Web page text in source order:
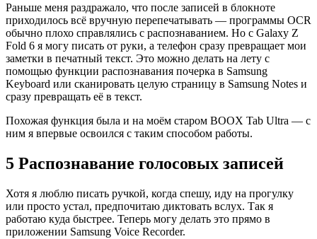
Раньше меня раздражало, что после записей в блокноте
приходилось всё вручную перепечатывать — программы OCR
обычно плохо справлялись с распознаванием. Но с Galaxy Z
Fold 6 я могу писать от руки, а телефон сразу превращает мои
заметки в печатный текст. Это можно делать на лету с
помощью функции распознавания почерка в Samsung
Keyboard или сканировать целую страницу в Samsung Notes и
сразу превращать её в текст.
Похожая функция была и на моём старом BOOX Tab Ultra — с
ним я впервые освоился с таким способом работы.
5 Распознавание голосовых записей
Хотя я люблю писать ручкой, когда спешу, иду на прогулку
или просто устал, предпочитаю диктовать вслух. Так я
работаю куда быстрее. Теперь могу делать это прямо в
приложении Samsung Voice Recorder.